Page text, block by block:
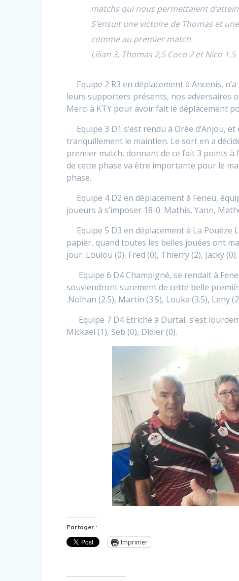
matchs qui nous permettaient
S’ensuit une victoire de Thomas et
comme au premier match.
Lilian 3, Thomas 2,5 Coco 2 et Nico 1.5
Equipe 2 R3 en déplacement à Ancenis,
leurs supporters présents, nos adversaires
Merci à KTY pour avoir fait le déplacement
Equipe 3 D1 s’est rendu à Orée d’Anjou,
tranquillement le maintien. Le sort en a
premier match, donnant de ce fait 3 points à
de cette phase va être importante pour le
phase.
Equipe 4 D2 en déplacement à Feneu,
joueurs à s’imposer 18-0. Mathis, Yann,
Equipe 5 D3 en déplacement à La Pouèze
papier, quand toutes les belles jouées ont
jour. Loulou (0), Fred (0), Thierry (2), Jacky (0).
Equipe 6 D4 Champigné, se rendait à
souviendront surement de cette belle
.Nolhan (2.5), Martin (3.5), Louka (3.5), Leny
Equipe 7 D4 Etriché à Durtal, s’est
Mickaël (1), Seb (0), Didier (0).
Partager :
Imprimer